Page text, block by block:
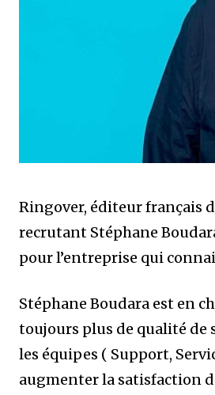
Ringover, éditeur français
recrutant Stéphane
pour l’entreprise qui
Stéphane Boudara est en
toujours plus de qualité
les équipes ( Support,
augmenter la satisfaction